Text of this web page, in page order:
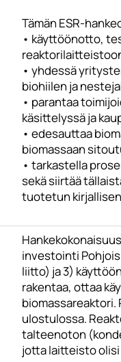
Tämän ESR-
• käyttöönotto,
• yhdessä
biohiilen ja
• parantaa
käsittelyssä ja
• edesauttaa
biomassaan
• tarkastella
sekä siirtää
tuotetun
investointi
liitto) ja 3)
rakentaa, ottaa
biomassareaktori.
ulostulossa.
talteenoton
jotta laitteisto